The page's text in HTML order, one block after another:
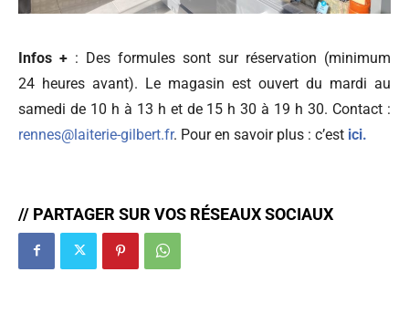
Infos + : Des formules sont sur réservation (minimum
24 heures avant). Le magasin est ouvert du mardi au
samedi de 10 h à 13 h et de 15 h 30 à 19 h 30. Contact :
rennes@laiterie-gilbert.fr. Pour en savoir plus : c’est ici.
// PARTAGER SUR VOS RÉSEAUX SOCIAUX